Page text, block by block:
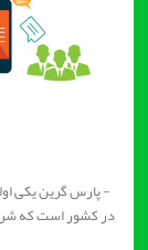
- پارس گرین یکی
در کشور است که